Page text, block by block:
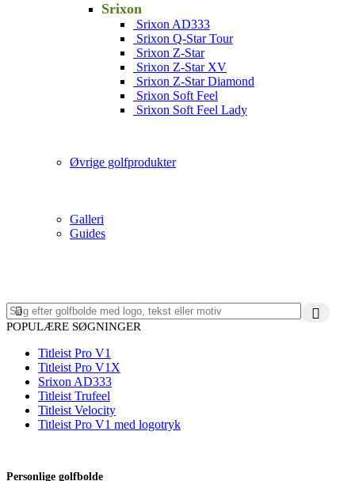
Srixon
Srixon AD333
Srixon Q-Star Tour
Srixon Z-Star
Srixon Z-Star XV
Srixon Z-Star Diamond
Srixon Soft Feel
Srixon Soft Feel Lady
Øvrige golfprodukter
Galleri
Guides
POPULÆRE SØGNINGER
Titleist Pro V1
Titleist Pro V1X
Srixon AD333
Titleist Trufeel
Titleist Velocity
Titleist Pro V1 med logotryk
Personlige golfbolde